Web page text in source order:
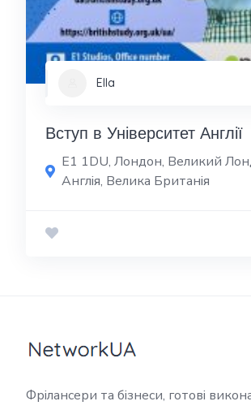
Ella
Вступ в Університет Англії
E1 1DU, Лондон, Великий
Англія, Велика Британія
Фрілансери та бізнеси, готові